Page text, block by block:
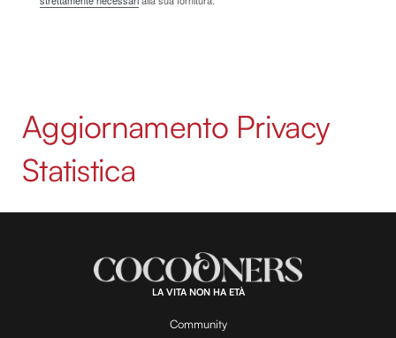
Aggiornamento Privacy
Statistica
LA VITA NON HA ETÀ
Community